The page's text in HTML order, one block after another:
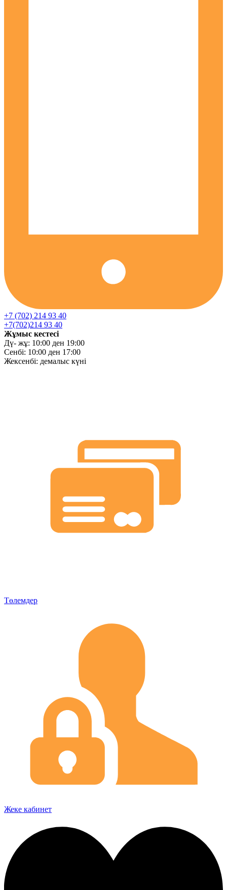
+7 (702) 214 93 40
+7(702)214 93 40
Жұмыс кестесі
Дү- жұ: 10:00 ден 19:00
Сенбі: 10:00 ден 17:00
Жексенбі: демалыс күні
Төлемдер
Жеке кабинет